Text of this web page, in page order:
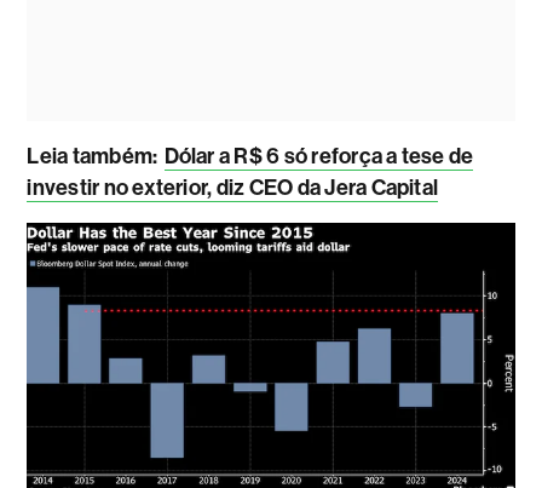
Leia também: Dólar a R$ 6 só reforça a tese de
investir no exterior, diz CEO da Jera Capital